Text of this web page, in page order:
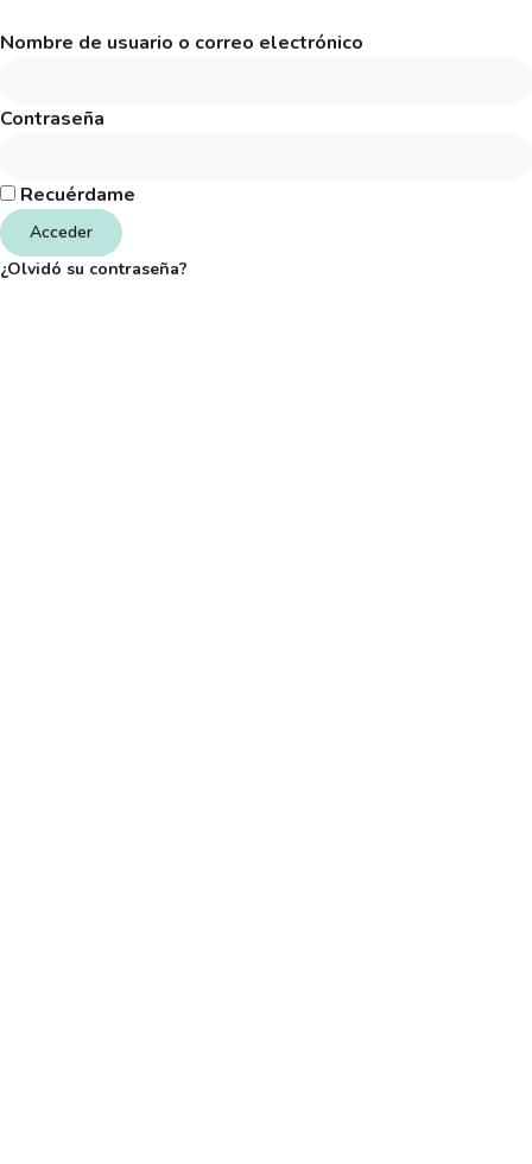
Nombre de usuario o correo electrónico
Contraseña
Recuérdame
Acceder
¿Olvidó su contraseña?